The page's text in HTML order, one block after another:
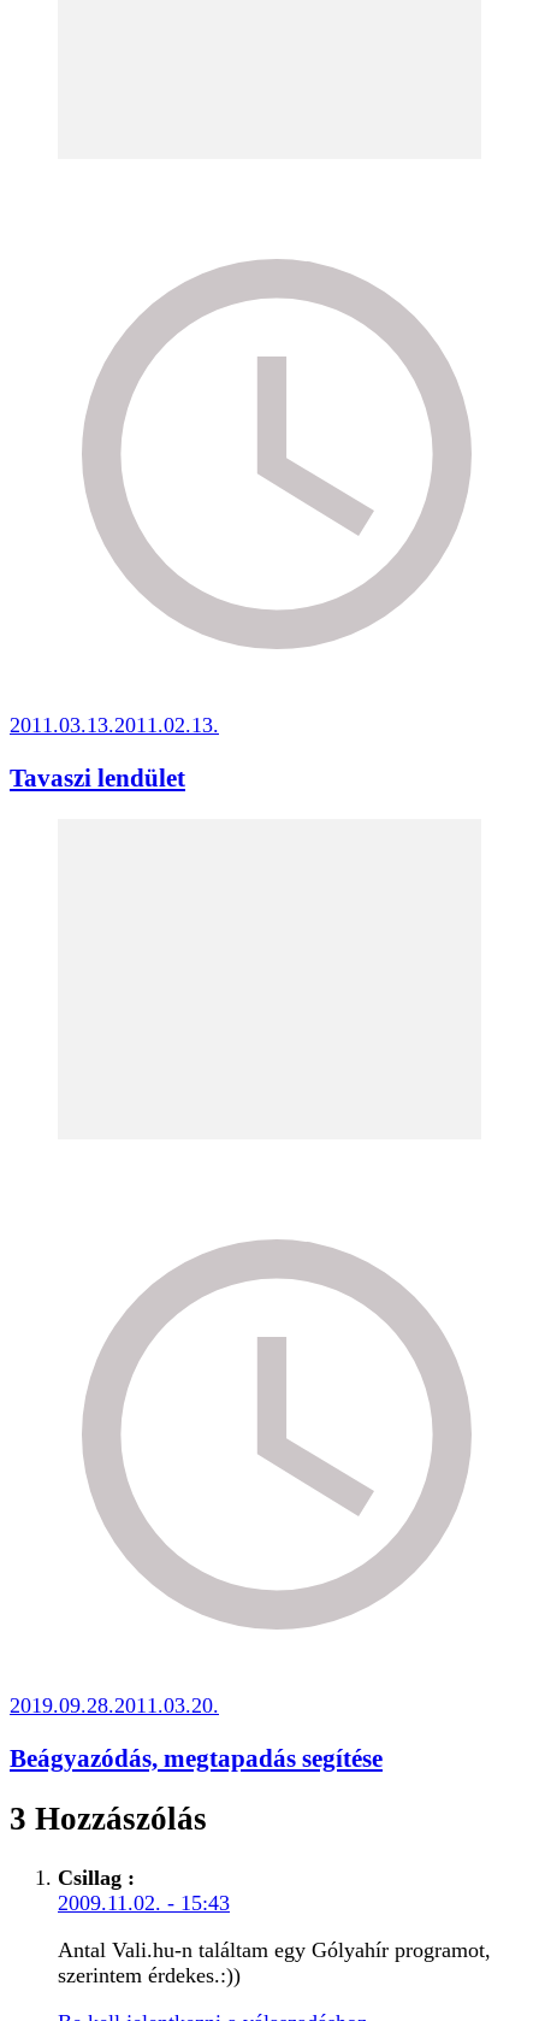
2011.03.13.2011.02.13.
Tavaszi lendület
2019.09.28.2011.03.20.
Beágyazódás, megtapadás segítése
3 Hozzászólás
Csillag :
2009.11.02. - 15:43
Antal Vali.hu-n találtam egy Gólyahír programot,
szerintem érdekes.:))